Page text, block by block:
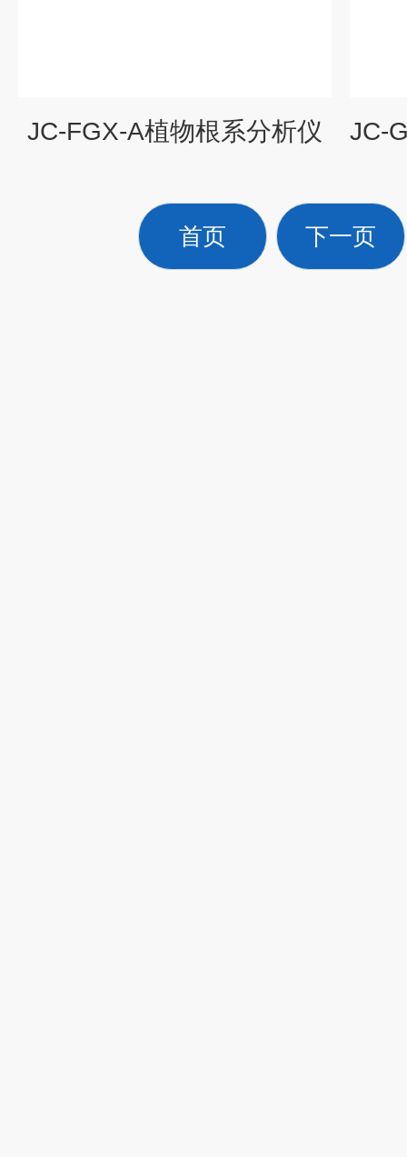
JC-FGX-A植物根系分析仪
首页 下一页